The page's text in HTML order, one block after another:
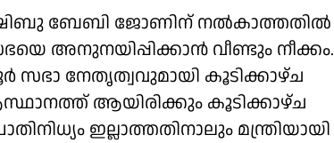
ബേബി ജോണിന് നൽകാത്തതിൽ
അനുനയിപ്പിക്കാൻ വീണ്ടും നീക്കം.
സഭാ നേതൃത്വവുമായി കൂടിക്കാഴ്ച
ആയിരിക്കും കൂടിക്കാഴ്ച
ഇല്ലാത്തതിനാലും മന്ത്രിയായി